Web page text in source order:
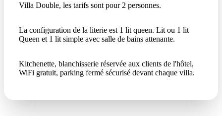
Villa Double, les tarifs sont pour 2 personnes.
La configuration de la literie est 1 lit queen. Lit ou 1 lit
Queen et 1 lit simple avec salle de bains attenante.
Kitchenette, blanchisserie réservée aux clients de l'hôtel,
WiFi gratuit, parking fermé sécurisé devant chaque villa.